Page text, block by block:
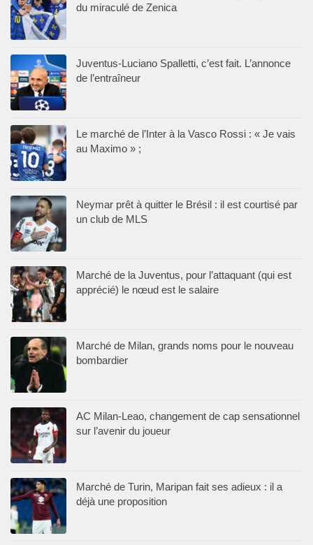
du miraculé de Zenica
Juventus-Luciano Spalletti, c’est fait. L’annonce
de l’entraîneur
Le marché de l’Inter à la Vasco Rossi : « Je vais
au Maximo » ;
Neymar prêt à quitter le Brésil : il est courtisé par
un club de MLS
Marché de la Juventus, pour l’attaquant (qui est
apprécié) le nœud est le salaire
Marché de Milan, grands noms pour le nouveau
bombardier
AC Milan-Leao, changement de cap sensationnel
sur l’avenir du joueur
Marché de Turin, Maripan fait ses adieux : il a
déjà une proposition